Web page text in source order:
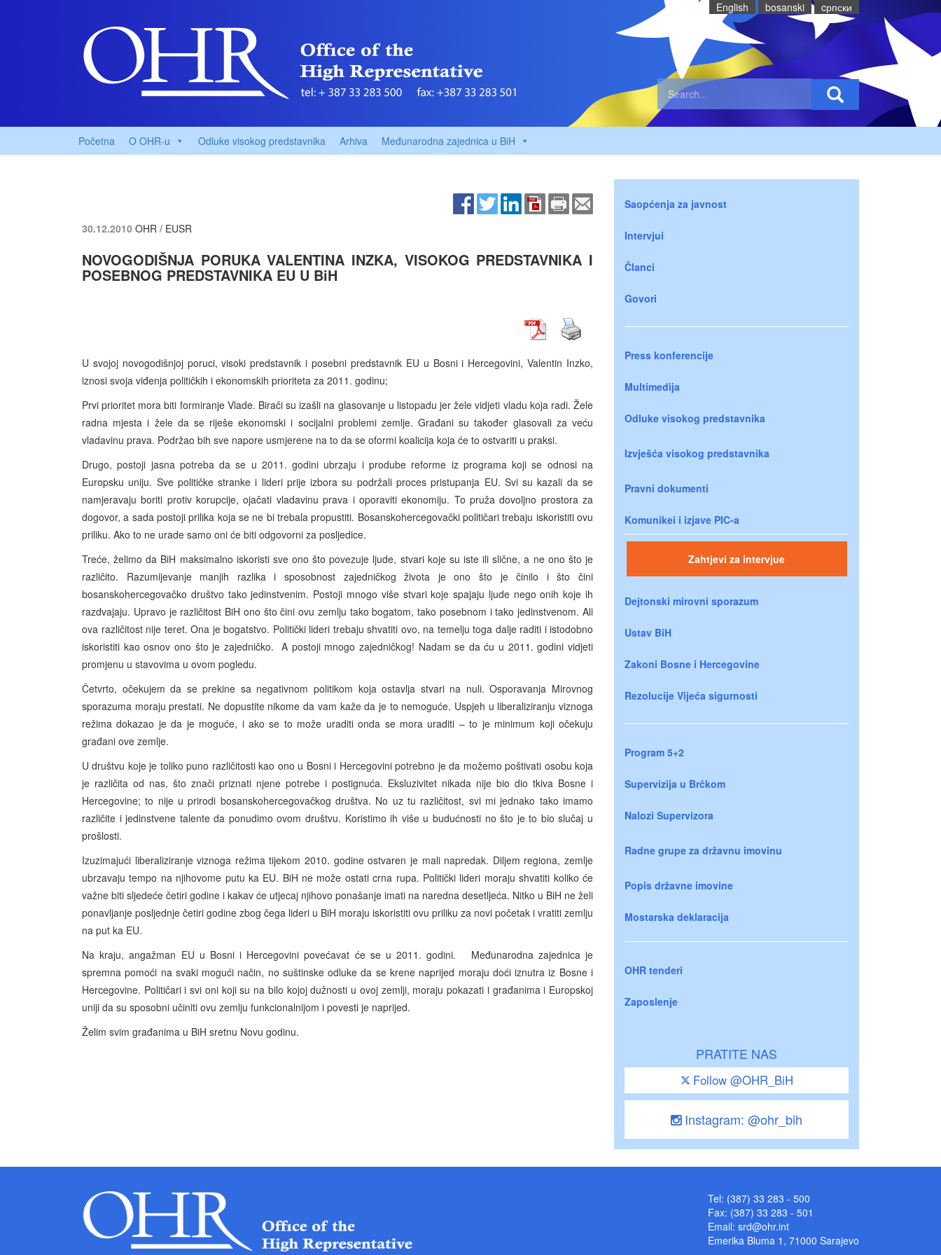
English bosanski cрпски
Početna O OHR-u Odluke visokog predstavnika Arhiva Međunarodna zajednica u BiH
30.12.2010 OHR / EUSR
NOVOGODIŠNJA PORUKA VALENTINA INZKA, VISOKOG PREDSTAVNIKA I
POSEBNOG PREDSTAVNIKA EU U BiH
U svojoj novogodišnjoj poruci, visoki predstavnik i posebni predstavnik EU u Bosni i Hercegovini, Valentin Inzko,
iznosi svoja viđenja političkih i ekonomskih prioriteta za 2011. godinu;
Prvi prioritet mora biti formiranje Vlade. Birači su izašli na glasovanje u listopadu jer žele vidjeti vladu koja radi. Žele
radna mjesta i žele da se riješe ekonomski i socijalni problemi zemlje. Građani su također glasovali za veću
vladavinu prava. Podržao bih sve napore usmjerene na to da se oformi koalicija koja će to ostvariti u praksi.
Drugo, postoji jasna potreba da se u 2011. godini ubrzaju i prodube reforme iz programa koji se odnosi na
Europsku uniju. Sve političke stranke i lideri prije izbora su podržali proces pristupanja EU. Svi su kazali da se
namjeravaju boriti protiv korupcije, ojačati vladavinu prava i oporaviti ekonomiju. To pruža dovoljno prostora za
dogovor, a sada postoji prilika koja se ne bi trebala propustiti. Bosanskohercegovački političari trebaju iskoristiti ovu
priliku. Ako to ne urade samo oni će biti odgovorni za posljedice.
Treće, želimo da BiH maksimalno iskoristi sve ono što povezuje ljude, stvari koje su iste ili slične, a ne ono što je
različito. Razumijevanje manjih razlika i sposobnost zajedničkog života je ono što je činilo i što čini
bosanskohercegovačko društvo tako jedinstvenim. Postoji mnogo više stvari koje spajaju ljude nego onih koje ih
razdvajaju. Upravo je različitost BiH ono što čini ovu zemlju tako bogatom, tako posebnom i tako jedinstvenom. Ali
ova različitost nije teret. Ona je bogatstvo. Politički lideri trebaju shvatiti ovo, na temelju toga dalje raditi i istodobno
iskoristiti kao osnov ono što je zajedničko. A postoji mnogo zajedničkog! Nadam se da ću u 2011. godini vidjeti
promjenu u stavovima u ovom pogledu.
Četvrto, očekujem da se prekine sa negativnom politikom koja ostavlja stvari na nuli. Osporavanja Mirovnog
sporazuma moraju prestati. Ne dopustite nikome da vam kaže da je to nemoguće. Uspjeh u liberaliziranju viznoga
režima dokazao je da je moguće, i ako se to može uraditi onda se mora uraditi – to je minimum koji očekuju
građani ove zemlje.
U društvu koje je toliko puno različitosti kao ono u Bosni i Hercegovini potrebno je da možemo poštivati osobu koja
je različita od nas, što znači priznati njene potrebe i postignuća. Eksluzivitet nikada nije bio dio tkiva Bosne i
Hercegovine; to nije u prirodi bosanskohercegovačkog društva. No uz tu različitost, svi mi jednako tako imamo
različite i jedinstvene talente da ponudimo ovom društvu. Koristimo ih više u budućnosti no što je to bio slučaj u
prošlosti.
Izuzimajući liberaliziranje viznoga režima tijekom 2010. godine ostvaren je mali napredak. Diljem regiona, zemlje
ubrzavaju tempo na njihovome putu ka EU. BiH ne može ostati crna rupa. Politički lideri moraju shvatiti koliko će
važne biti sljedeće četiri godine i kakav će utjecaj njihovo ponašanje imati na naredna desetljeća. Nitko u BiH ne želi
ponavljanje posljednje četiri godine zbog čega lideri u BiH moraju iskoristiti ovu priliku za novi početak i vratiti zemlju
na put ka EU.
Na kraju, angažman EU u Bosni i Hercegovini povećavat će se u 2011. godini. Međunarodna zajednica je
spremna pomoći na svaki mogući način, no suštinske odluke da se krene naprijed moraju doći iznutra iz Bosne i
Hercegovine. Političari i svi oni koji su na bilo kojoj dužnosti u ovoj zemlji, moraju pokazati i građanima i Europskoj
uniji da su sposobni učiniti ovu zemlju funkcionalnijom i povesti je naprijed.
Želim svim građanima u BiH sretnu Novu godinu.
Saopćenja za javnost
Intervjui
Članci
Govori
Press konferencije
Multimedija
Odluke visokog predstavnika
Izvješća visokog predstavnika
Pravni dokumenti
Komunikei i izjave PIC-a
Zahtjevi za intervjue
Dejtonski mirovni sporazum
Ustav BiH
Zakoni Bosne i Hercegovine
Rezolucije Vijeća sigurnosti
Program 5+2
Supervizija u Brčkom
Nalozi Supervizora
Radne grupe za državnu imovinu
Popis državne imovine
Mostarska deklaracija
OHR tenderi
Zaposlenje
PRATITE NAS
Follow @OHR_BiH
Instagram: @ohr_bih
Tel: (387) 33 283 - 500
Fax: (387) 33 283 - 501
Email: srd@ohr.int
Emerika Bluma 1, 71000 Sarajevo